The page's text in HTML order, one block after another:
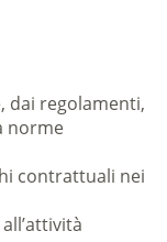
dai regolamenti,
norme
contrattuali nei